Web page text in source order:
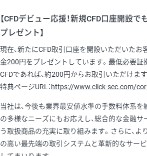
【CFDデビュー応援！新規CFD口座開設
プレゼント】
現在、新たにCFD取引口座を開設いただいたお
金200円をプレゼントしています。最低必要証
CFDであれば、約200円からお取引いただけます
特典ページURL：https://www.click-sec.com/
当社は、今後も業界最安値水準の手数料体系を
の多様なニーズにもお応えし、総合的な金融
う取扱商品の充実に取り組みます。さらに、よ
の高い最先端の取引システムと革新的なサー